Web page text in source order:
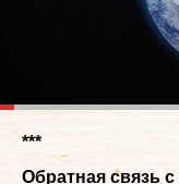
***
Обратная связь